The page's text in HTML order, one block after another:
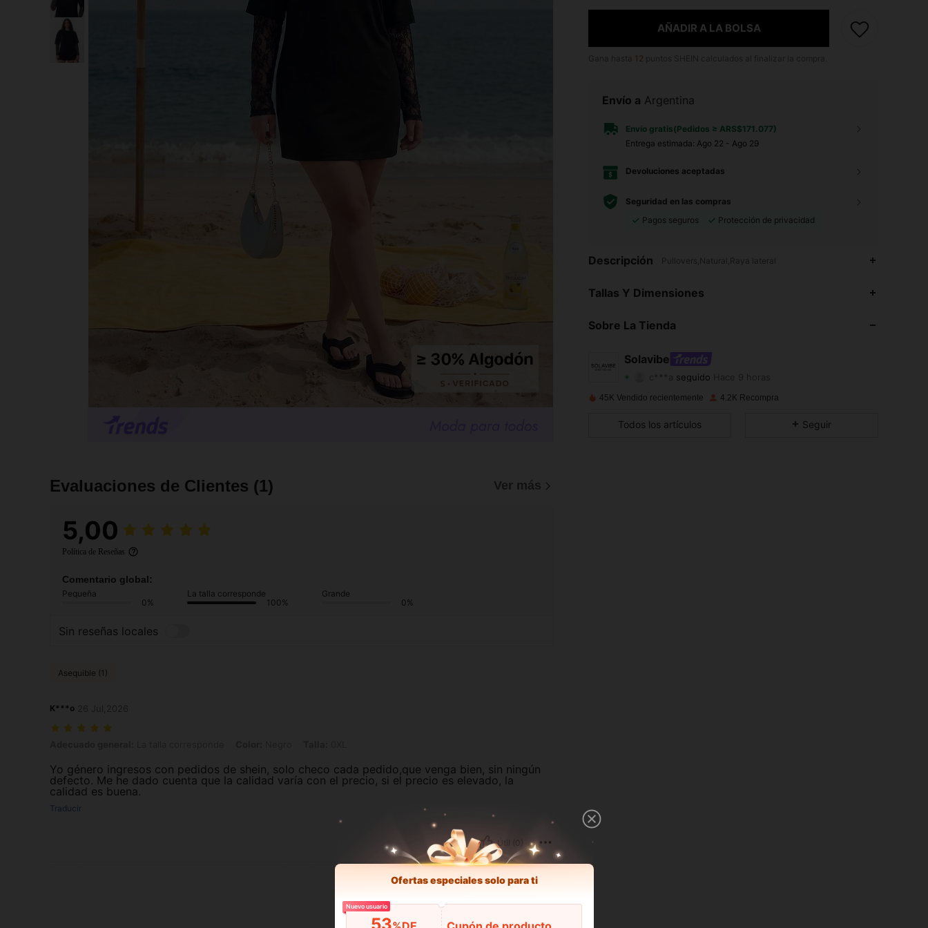
Evaluaciones de Clientes (1) Ver más
5,00
Política de Reseñas
Comentario global:
Pequeña
0%
La talla corresponde
100%
Grande
0%
Sin reseñas locales
Asequible (1)
K***o
Yo género ingresos con pedidos de shein, solo checo cada pedido,que venga bien, sin ningún
defecto. Me he dado cuenta que la calidad varía con el precio, si el precio es elevado, la
calidad es buena.
Traducir
Útil (0)
AÑADIR A LA BOLSA
12
Envío a Argentina
Envío gratis(Pedidos ≥ ARS$171.077)
Entrega estimada: Ago 22 - Ago 29
Devoluciones aceptadas
Seguridad en las compras
Pagos seguros
Protección de privacidad
Descripción Pullovers,Natural,Raya lateral
Tallas Y Dimensiones
Sobre La Tienda
Solavibe
c***aseguido
4,83 Calificación 581
45K Vendido recientemente 4.2K Recompra
Todos los artículos Seguir
Ofertas especiales solo para ti
Nuevo usuario
53